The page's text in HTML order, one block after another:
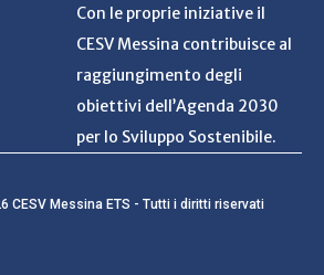
Con le proprie iniziative il
CESV Messina contribuisce al
raggiungimento degli
obiettivi dell’Agenda 2030
per lo Sviluppo Sostenibile.
CESV Messina ETS - Tutti i diritti riservati